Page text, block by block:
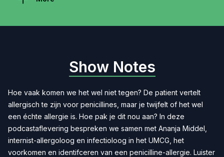
Show Notes
Hoe vaak komen we het wel niet tegen? De patient vertelt
allergisch te zijn voor penicillines, maar je twijfelt of het wel
een échte allergie is. Hoe pak je dit nou aan? In deze
podcastaflevering bespreken we samen met Ananja Middel,
internist-allergoloog en infectioloog in het UMCG, het
voorkomen en identifceren van een penicilline-allergie. Luister